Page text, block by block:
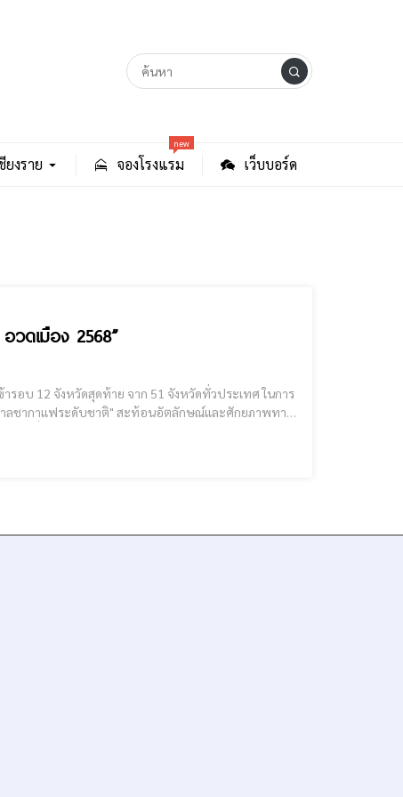
ยงราย จองโรงแรม
new
เว็บบอร์ด
วดเมือง 2568”
กาลชากาแฟระดับชาติ" สะท้อนอัตลักษณ์และศักยภาพทาง